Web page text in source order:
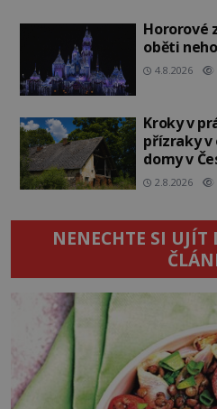
Hororové
oběti
4.8.2026
Kroky v
přízraky v
domy v
2.8.2026
NENECHTE SI UJÍT